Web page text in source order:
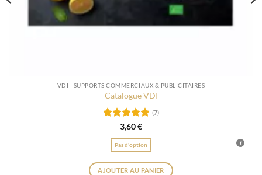
VDI - SUPPORTS COMMERCIAUX & PUBLICITAIRES
Catalogue VDI
Note5sur
(7)
3,60€
Pas d'option
AJOUTER AU PANIER